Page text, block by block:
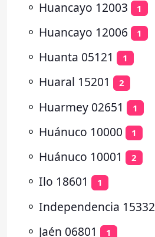
⚬ Huancayo 12003 1
⚬ Huancayo 12006 1
⚬ Huanta 05121 1
⚬ Huaral 15201 2
⚬ Huarmey 02651 1
⚬ Huánuco 10000 1
⚬ Huánuco 10001 2
⚬ Ilo 18601 1
⚬ Independencia 15332
⚬ Jaén 06801 1